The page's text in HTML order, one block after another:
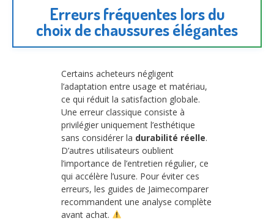
Erreurs fréquentes lors du
choix de chaussures élégantes
Certains acheteurs négligent
l’adaptation entre usage et matériau,
ce qui réduit la satisfaction globale.
Une erreur classique consiste à
privilégier uniquement l’esthétique
sans considérer la durabilité réelle.
D’autres utilisateurs oublient
l’importance de l’entretien régulier, ce
qui accélère l’usure. Pour éviter ces
erreurs, les guides de Jaimecomparer
recommandent une analyse complète
avant achat.